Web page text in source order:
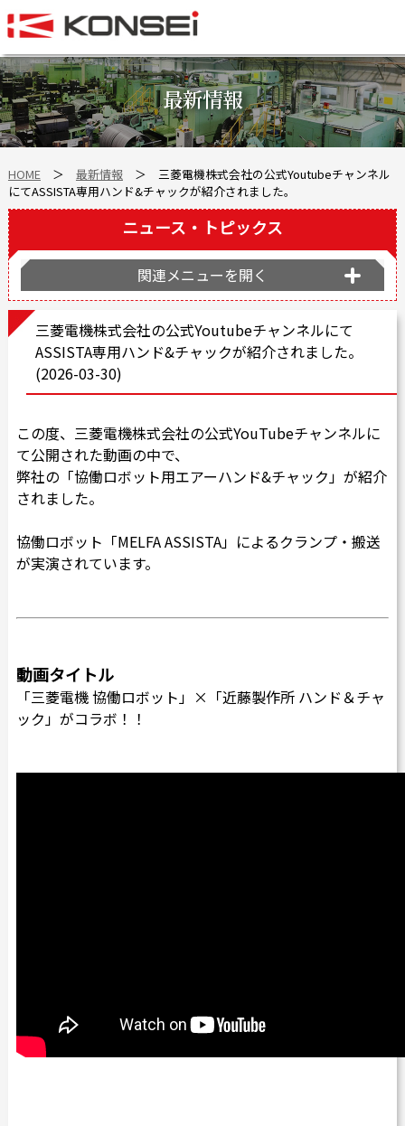
最新情報
HOME＞ 最新情報＞ 三菱電機株式会社の公式Youtubeチャンネル
にてASSISTA専用ハンド&チャックが紹介されました。
三菱電機株式会社の公式Youtubeチャンネルにて
ASSISTA専用ハンド&チャックが紹介されました。
(2026-03-30)
この度、三菱電機株式会社の公式YouTubeチャンネルに
て公開された動画の中で、
弊社の「協働ロボット用エアーハンド&チャック」が紹介
されました。
協働ロボット「MELFA ASSISTA」によるクランプ・搬送
が実演されています。
動画タイトル
「三菱電機 協働ロボット」×「近藤製作所 ハンド＆チャ
ック」がコラボ！！
ニュース・トピックス
関連メニューを開く
Home
ハンド＆チャックロボット周辺機器
FAシステム
スマートファクトリーLabo
自動車部品
企業情報
海外拠点
ショールーム
個人情報の取り扱い
最新情報
カタログダウンロード
よくある質問
採用情報
Thai